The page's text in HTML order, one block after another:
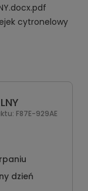
cytronelowy
F87E-929AE
dzień